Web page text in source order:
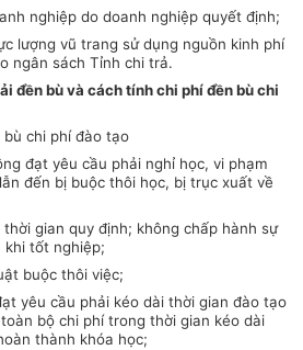
nghiệp do doanh nghiệp quyết định;
lượng vũ trang sử dụng nguồn kinh phí
ngân sách Tỉnh chi trả.
đền bù và cách tính chi phí đền bù chi
bù chi phí đào tạo
đạt yêu cầu phải nghỉ học, vi phạm
đến bị buộc thôi học, bị trục xuất về
gian quy định; không chấp hành sự
khi tốt nghiệp;
buộc thôi việc;
yêu cầu phải kéo dài thời gian đào tạo
bộ chi phí trong thời gian kéo dài
thành khóa học;